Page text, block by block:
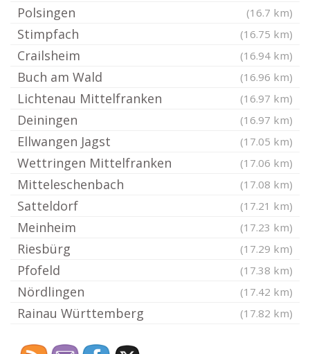
Polsingen (16.7 km)
Stimpfach (16.75 km)
Crailsheim (16.94 km)
Buch am Wald (16.96 km)
Lichtenau Mittelfranken (16.97 km)
Deiningen (16.97 km)
Ellwangen Jagst (17.05 km)
Wettringen Mittelfranken (17.06 km)
Mitteleschenbach (17.08 km)
Satteldorf (17.21 km)
Meinheim (17.23 km)
Riesbürg (17.29 km)
Pfofeld (17.38 km)
Nördlingen (17.42 km)
Rainau Württemberg (17.82 km)